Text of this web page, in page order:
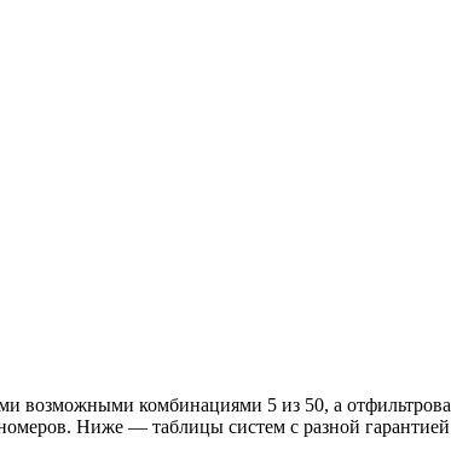
возможными комбинациями 5 из 50, а
Ниже — таблицы систем с разной